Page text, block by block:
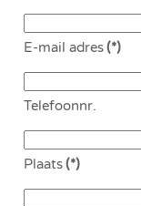
E-mail adres(*)
Telefoonnr.
Plaats(*)